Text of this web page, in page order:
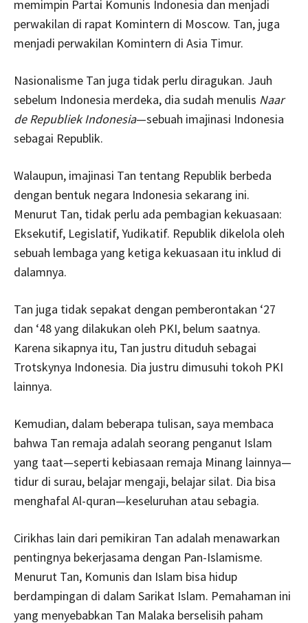
memimpin Partai Komunis Indonesia dan menjadi
perwakilan di rapat Komintern di Moscow. Tan, juga
menjadi perwakilan Komintern di Asia Timur.
Nasionalisme Tan juga tidak perlu diragukan. Jauh
sebelum Indonesia merdeka, dia sudah menulis Naar
de Republiek Indonesia—sebuah imajinasi Indonesia
sebagai Republik.
Walaupun, imajinasi Tan tentang Republik berbeda
dengan bentuk negara Indonesia sekarang ini.
Menurut Tan, tidak perlu ada pembagian kekuasaan:
Eksekutif, Legislatif, Yudikatif. Republik dikelola oleh
sebuah lembaga yang ketiga kekuasaan itu inklud di
dalamnya.
Tan juga tidak sepakat dengan pemberontakan ‘27
dan ‘48 yang dilakukan oleh PKI, belum saatnya.
Karena sikapnya itu, Tan justru dituduh sebagai
Trotskynya Indonesia. Dia justru dimusuhi tokoh PKI
lainnya.
Kemudian, dalam beberapa tulisan, saya membaca
bahwa Tan remaja adalah seorang penganut Islam
yang taat—seperti kebiasaan remaja Minang lainnya—
tidur di surau, belajar mengaji, belajar silat. Dia bisa
menghafal Al-quran—keseluruhan atau sebagia.
Cirikhas lain dari pemikiran Tan adalah menawarkan
pentingnya bekerjasama dengan Pan-Islamisme.
Menurut Tan, Komunis dan Islam bisa hidup
berdampingan di dalam Sarikat Islam. Pemahaman ini
yang menyebabkan Tan Malaka berselisih paham